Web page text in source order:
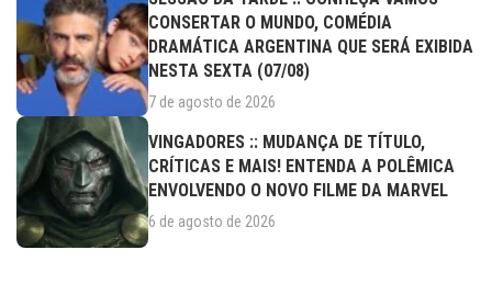
CONSERTAR O MUNDO, COMÉDIA
DRAMÁTICA ARGENTINA QUE SERÁ EXIBIDA
NESTA SEXTA (07/08)
7 de agosto de 2026
VINGADORES :: MUDANÇA DE TÍTULO,
CRÍTICAS E MAIS! ENTENDA A POLÊMICA
ENVOLVENDO O NOVO FILME DA MARVEL
6 de agosto de 2026